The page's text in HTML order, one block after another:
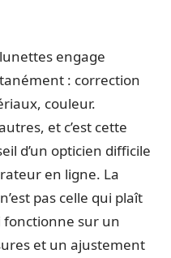
engage
: correction
couleur.
et c’est cette
d’un opticien difficile
en ligne. La
pas celle qui plaît
fonctionne sur un
et un ajustement